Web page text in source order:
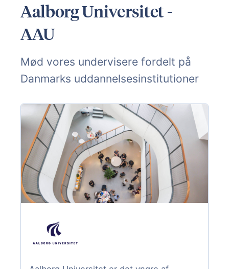
Aalborg Universitet -
AAU
Mød vores undervisere fordelt på
Danmarks uddannelsesinstitutioner